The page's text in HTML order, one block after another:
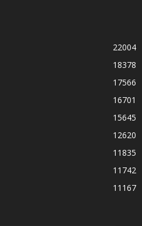
22004
18378
17566
16701
15645
12620
11835
11742
11167